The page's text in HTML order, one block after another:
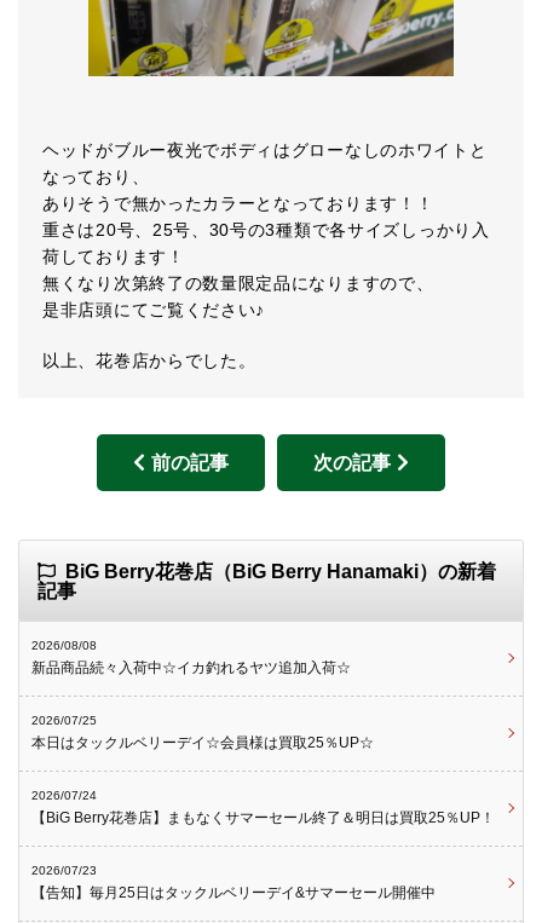
ヘッドがブルー夜光でボディはグローなしのホワイトと
なっており、
ありそうで無かったカラーとなっております！！
重さは20号、25号、30号の3種類で各サイズしっかり入
荷しております！
無くなり次第終了の数量限定品になりますので、
是非店頭にてご覧ください♪
以上、花巻店からでした。
前の記事 次の記事
BiG Berry花巻店（BiG Berry Hanamaki）の新着
記事
2026/08/08
新品商品続々入荷中☆イカ釣れるヤツ追加入荷☆
2026/07/25
本日はタックルベリーデイ☆会員様は買取25％UP☆
2026/07/24
【BiG Berry花巻店】まもなくサマーセール終了＆明日は買取25％UP！
2026/07/23
【告知】毎月25日はタックルベリーデイ&サマーセール開催中